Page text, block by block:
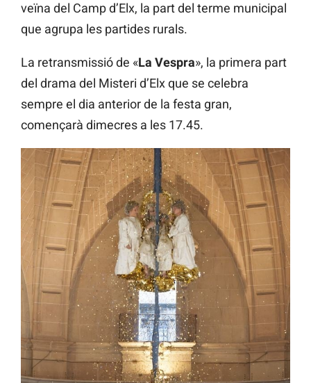
veïna del Camp d’Elx, la part del terme municipal
que agrupa les partides rurals.
La retransmissió de «La Vespra», la primera part
del drama del Misteri d’Elx que se celebra
sempre el dia anterior de la festa gran,
començarà dimecres a les 17.45.